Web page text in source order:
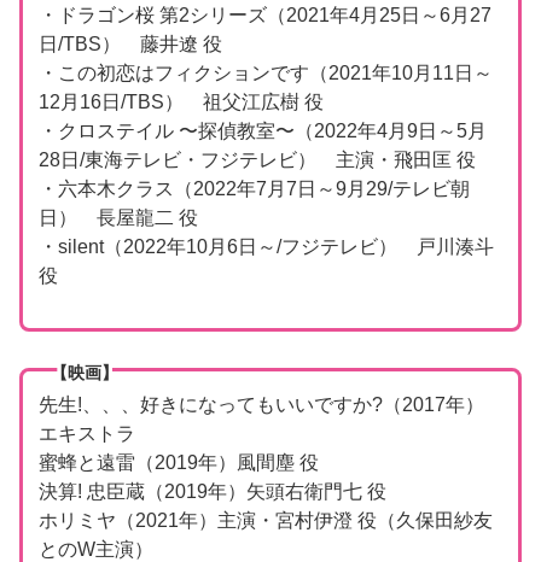
・ドラゴン桜 第2シリーズ（2021年4月25日～6月27
日/TBS） 藤井遼 役
・この初恋はフィクションです（2021年10月11日～
12月16日/TBS） 祖父江広樹 役
・クロステイル 〜探偵教室〜（2022年4月9日～5月
28日/東海テレビ・フジテレビ） 主演・飛田匡 役
・六本木クラス（2022年7月7日～9月29/テレビ朝
日） 長屋龍二 役
・silent（2022年10月6日～/フジテレビ） 戸川湊斗
役
【映画】
先生!、、、好きになってもいいですか?（2017年）
エキストラ
蜜蜂と遠雷（2019年）風間塵 役
決算! 忠臣蔵（2019年）矢頭右衛門七 役
ホリミヤ（2021年）主演・宮村伊澄 役（久保田紗友
とのW主演）